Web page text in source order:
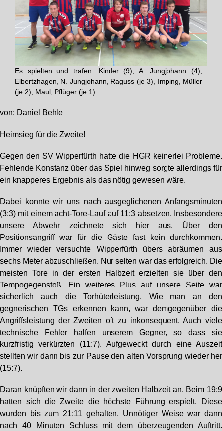
Es spielten und trafen: Kinder (9), A. Jungjohann (4),
Elbertzhagen, N. Jungjohann, Raguss (je 3), Imping, Müller
(je 2), Maul, Pflüger (je 1).
von: Daniel Behle
Heimsieg für die Zweite!
Gegen den SV Wipperfürth hatte die HGR keinerlei Probleme.
Fehlende Konstanz über das Spiel hinweg sorgte allerdings für
ein knapperes Ergebnis als das nötig gewesen wäre.
Dabei konnte wir uns nach ausgeglichenen Anfangsminuten
(3:3) mit einem acht-Tore-Lauf auf 11:3 absetzen. Insbesondere
unsere Abwehr zeichnete sich hier aus. Über den
Positionsangriff war für die Gäste fast kein durchkommen.
Immer wieder versuchte Wipperfürth übers abräumen aus
sechs Meter abzuschließen. Nur selten war das erfolgreich. Die
meisten Tore in der ersten Halbzeit erzielten sie über den
Tempogegenstoß. Ein weiteres Plus auf unsere Seite war
sicherlich auch die Torhüterleistung. Wie man an den
gegnerischen TGs erkennen kann, war demgegenüber die
Angriffsleistung der Zweiten oft zu inkonsequent. Auch viele
technische Fehler halfen unserem Gegner, so dass sie
kurzfristig verkürzten (11:7). Aufgeweckt durch eine Auszeit
stellten wir dann bis zur Pause den alten Vorsprung wieder her
(15:7).
Daran knüpften wir dann in der zweiten Halbzeit an. Beim 19:9
hatten sich die Zweite die höchste Führung erspielt. Diese
wurden bis zum 21:11 gehalten. Unnötiger Weise war dann
nach 40 Minuten Schluss mit dem überzeugenden Auftritt.